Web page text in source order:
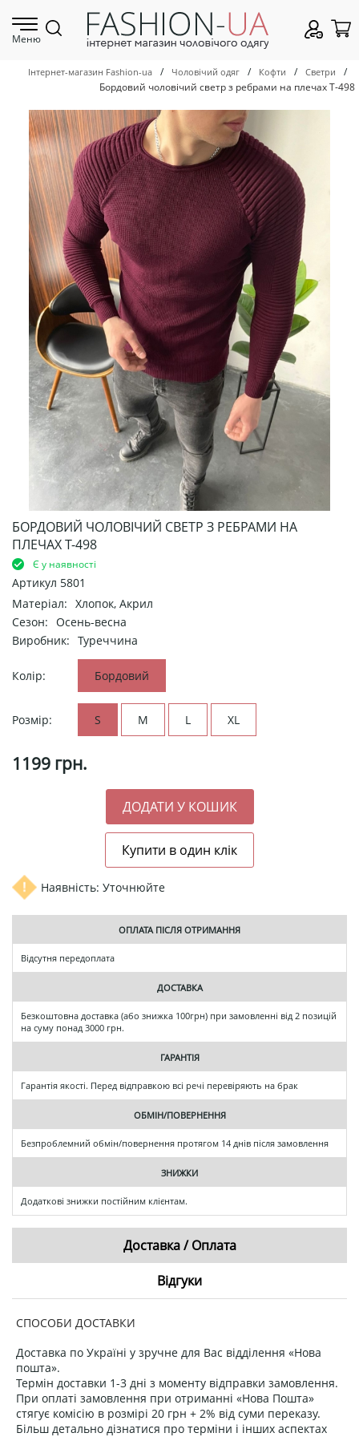
Меню
Інтернет-магазин Fashion-ua / Чоловічий одяг / Кофти / Светри
/
Бордовий чоловічий светр з ребрами на плечах Т-498
БОРДОВИЙ ЧОЛОВІЧИЙ СВЕТР З РЕБРАМИ НА
ПЛЕЧАХ Т-498
Є у наявності
Артикул 5801
Матеріал: Хлопок, Акрил
Сезон: Осень-весна
Виробник: Туреччина
Колір: Бордовий
Розмір: S M L XL
1199 грн.
Наявність: Уточнюйте
ОПЛАТА ПІСЛЯ ОТРИМАННЯ
Відсутня передоплата
ДОСТАВКА
Безкоштовна доставка (або знижка 100грн) при замовленні від 2 позицій
на суму понад 3000 грн.
ГАРАНТІЯ
Гарантія якості. Перед відправкою всі речі перевіряють на брак
ОБМІН/ПОВЕРНЕННЯ
Безпроблемний обмін/повернення протягом 14 днів після замовлення
ЗНИЖКИ
Додаткові знижки постійним клієнтам.
Доставка / Оплата
Відгуки
СПОСОБИ ДОСТАВКИ
Доставка по Україні у зручне для Вас відділення «Нова
пошта».
Термін доставки 1-3 дні з моменту відправки замовлення.
При оплаті замовлення при отриманні «Нова Пошта»
стягує комісію в розмірі 20 грн + 2% від суми переказу.
Більш детально дізнатися про терміни і інших аспектах